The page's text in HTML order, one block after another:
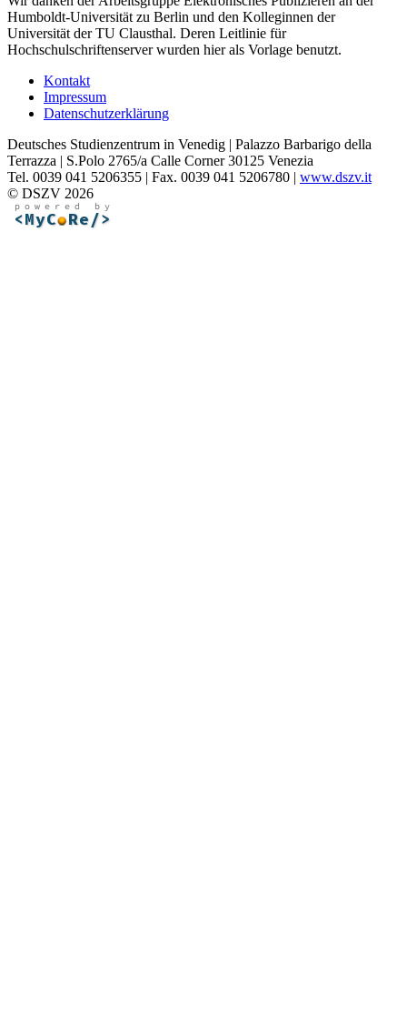
Humboldt-Universität zu Berlin und den Kolleginnen der
Universität der TU Clausthal. Deren Leitlinie für
Hochschulschriftenserver wurden hier als Vorlage benutzt.
Kontakt
Impressum
Datenschutzerklärung
Deutsches Studienzentrum in Venedig | Palazzo Barbarigo della
Terrazza | S.Polo 2765/a Calle Corner 30125 Venezia
Tel. 0039 041 5206355 | Fax. 0039 041 5206780 | www.dszv.it
© DSZV 2026